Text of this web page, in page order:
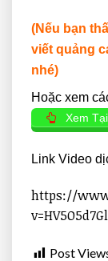
(Nếu bạn
viết quảng
nhé)
Hoặc xem
Xem
Link Video
https://
Post